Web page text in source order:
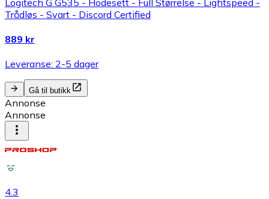
Trådløs - Svart - Discord Certified
889 kr
Leveranse: 2-5 dager
Gå til butikk
Annonse
Annonse
4.3